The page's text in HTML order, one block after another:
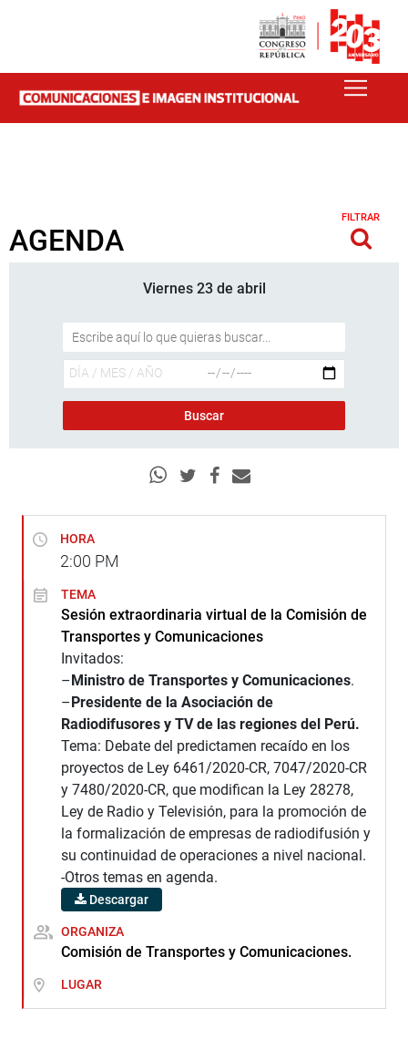
AGENDA
FILTRAR
Viernes 23 de abril
HORA
2:00 PM
TEMA
Sesión extraordinaria virtual de la Comisión de
Transportes y Comunicaciones
Invitados:
–Ministro de Transportes y Comunicaciones.
–Presidente de la Asociación de
Radiodifusores y TV de las regiones del Perú.
Tema: Debate del predictamen recaído en los
proyectos de Ley 6461/2020-CR, 7047/2020-CR
y 7480/2020-CR, que modifican la Ley 28278,
Ley de Radio y Televisión, para la promoción de
la formalización de empresas de radiodifusión y
su continuidad de operaciones a nivel nacional.
-Otros temas en agenda.
Descargar
ORGANIZA
Comisión de Transportes y Comunicaciones.
LUGAR